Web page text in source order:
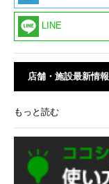
LINE
店舗・施設最新情報
もっと読む